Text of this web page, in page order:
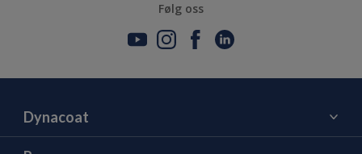
Følg oss
Dynacoat
Om oss